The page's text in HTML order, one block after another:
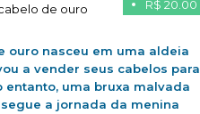
R$ 20.00
de ouro
ouro nasceu em uma aldeia
a vender seus cabelos para
entanto, uma bruxa malvada
a jornada da menina